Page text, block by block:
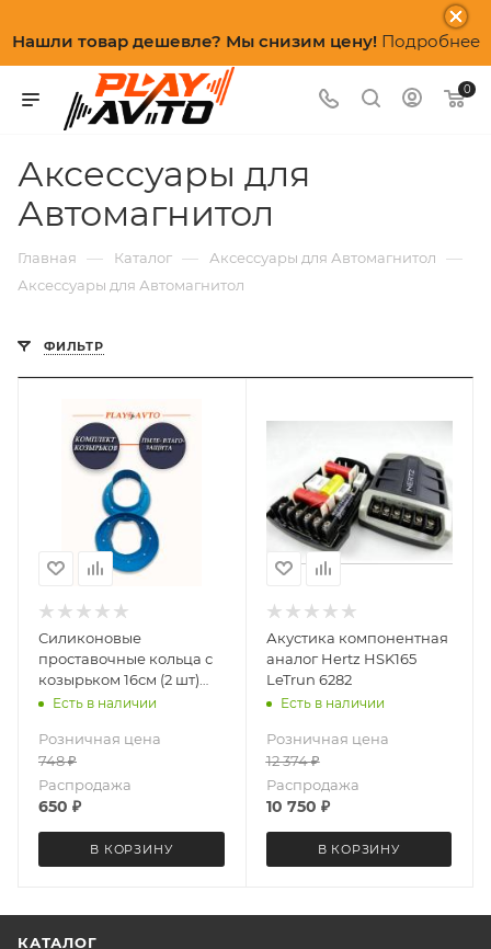
Нашли товар дешевле? Мы снизим цену! Подробнее
0
Аксессуары для
Автомагнитол
Главная — Каталог — Аксессуары для Автомагнитол —
Аксессуары для Автомагнитол
ФИЛЬТР
Силиконовые
проставочные кольца с
козырьком 16см (2 шт)
LeTrun 6685
Есть в наличии
Розничная цена
748₽
Распродажа
650 ₽
В КОРЗИНУ
Акустика компонентная
аналог Hertz HSK165
LeTrun 6282
Есть в наличии
Розничная цена
12 374₽
Распродажа
10 750 ₽
В КОРЗИНУ
КАТАЛОГ